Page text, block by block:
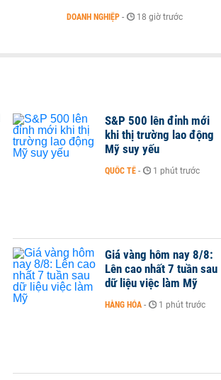
DOANH NGHIỆP - 18 giờ trước
S&P 500 lên đỉnh mới
khi thị trường lao động
Mỹ suy yếu
QUỐC TẾ - 1 phút trước
Giá vàng hôm nay 8/8:
Lên cao nhất 7 tuần sau
dữ liệu việc làm Mỹ
HÀNG HÓA - 1 phút trước